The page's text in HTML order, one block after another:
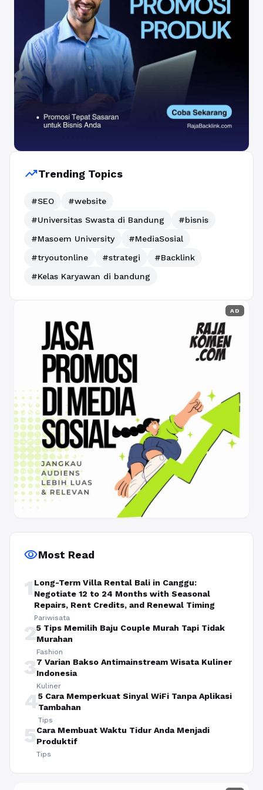
trending_upTrending Topics
#SEO
#website
#Universitas Swasta di Bandung
#bisnis
#Masoem University
#MediaSosial
#tryoutonline
#strategi
#Backlink
#Kelas Karyawan di bandung
AD
visibilityMost Read
1 Long-Term Villa Rental Bali in Canggu:
Negotiate 12 to 24 Months with Seasonal
Repairs, Rent Credits, and Renewal Timing
Pariwisata
25 Tips Memilih Baju Couple Murah Tapi Tidak
Murahan
Fashion
37 Varian Bakso Antimainstream Wisata Kuliner
Indonesia
Kuliner
45 Cara Memperkuat Sinyal WiFi Tanpa Aplikasi
Tambahan
Tips
5Cara Membuat Waktu Tidur Anda Menjadi
Produktif
Tips